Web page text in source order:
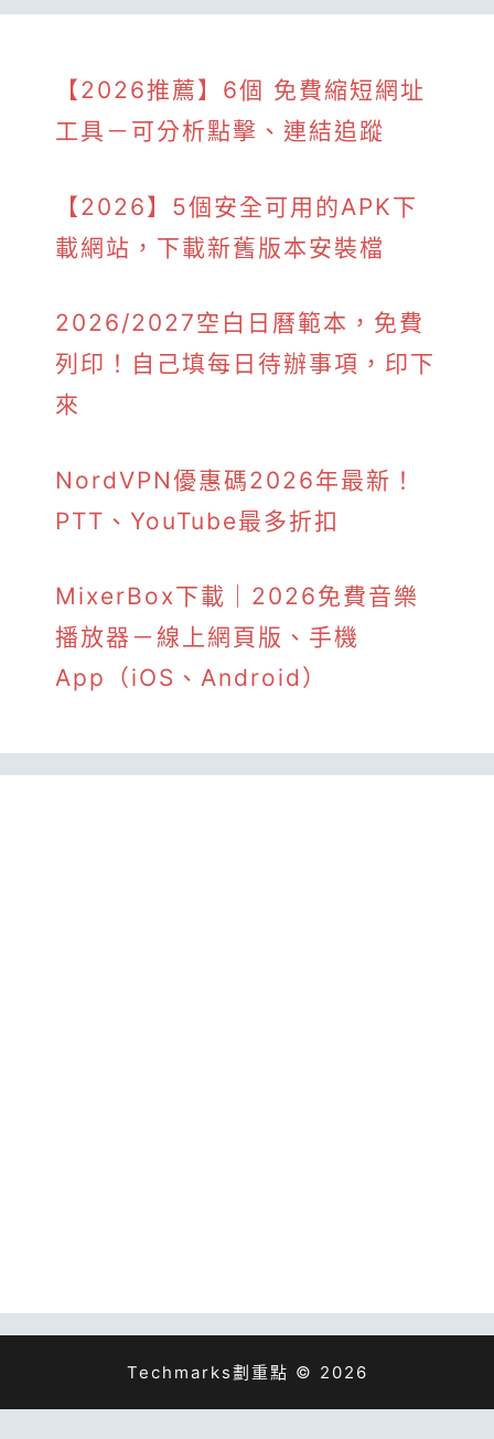
【2026推薦】6個 免費縮短網址
工具－可分析點擊、連結追蹤
【2026】5個安全可用的APK下
載網站，下載新舊版本安裝檔
2026/2027空白日曆範本，免費
列印！自己填每日待辦事項，印下
來
NordVPN優惠碼2026年最新！
PTT、YouTube最多折扣
MixerBox下載｜2026免費音樂
播放器－線上網頁版、手機
App（iOS、Android）
Techmarks劃重點 © 2026